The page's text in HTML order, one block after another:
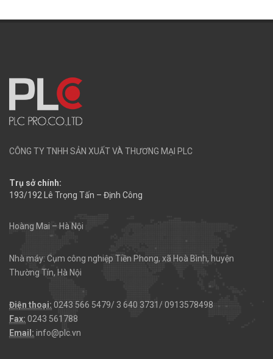
CÔNG TY TNHH SẢN XUẤT VÀ THƯƠNG MẠI PLC
Trụ sở chính:
193/192 Lê Trọng Tấn – Định Công
Hoàng Mai – Hà Nội
Nhà máy: Cụm công nghiệp Tiền Phong, xã Hoà Bình, huyện
Thường Tín, Hà Nội
Điện thoại: 0243 566 5479/ 3 640 3731/ 0913578498
Fax: 0243 561788
Email: info@plc.vn